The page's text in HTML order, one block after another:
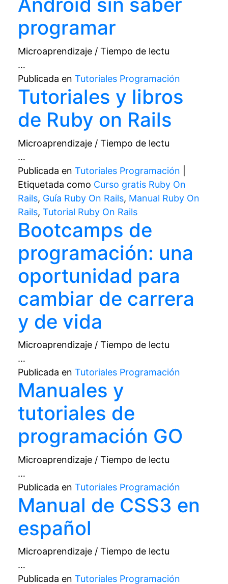
Android sin saber
programar
Microaprendizaje / Tiempo de lectu
…
Publicada en Tutoriales Programación
Tutoriales y libros
de Ruby on Rails
Microaprendizaje / Tiempo de lectu
…
Publicada en Tutoriales Programación
Etiquetada como Curso gratis Ruby On
Rails, Guía Ruby On Rails, Manual Ruby On
Rails, Tutorial Ruby On Rails
Bootcamps de
programación: una
oportunidad para
cambiar de carrera
y de vida
Microaprendizaje / Tiempo de lectu
…
Publicada en Tutoriales Programación
Manuales y
tutoriales de
programación GO
Microaprendizaje / Tiempo de lectu
…
Publicada en Tutoriales Programación
Manual de CSS3 en
español
Microaprendizaje / Tiempo de lectu
…
Publicada en Tutoriales Programación